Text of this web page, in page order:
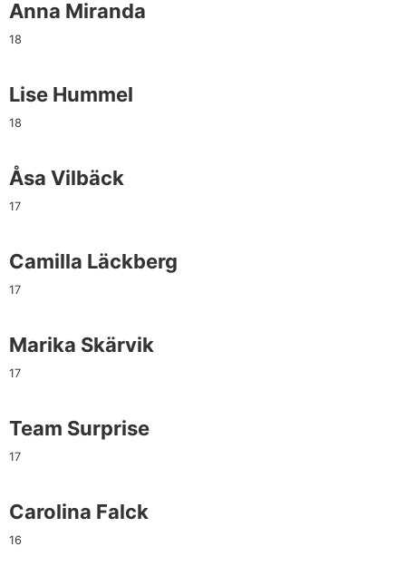
Anna Miranda
18
Lise Hummel
18
Åsa Vilbäck
17
Camilla Läckberg
17
Marika Skärvik
17
Team Surprise
17
Carolina Falck
16